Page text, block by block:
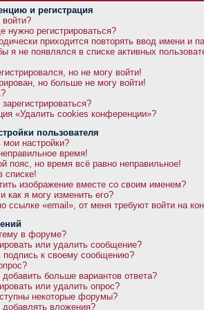
и регистрация
нужно регистрироваться?
приходится повторять ввод имени и
я не появлялся в списке активных
но не могу войти!
но больше не могу войти!
«Удалить cookies конференции»?
пользователя
мои настройки?
время!
пояс, но время всё равно неправильное!
списке!
изображение вместе со своим именем?
как я могу изменить его?
ссылке «email», от меня требуют войти на
в форуме?
или удалить сообщение?
подпись к своему сообщению?
больше вариантов ответа?
или удалить опрос?
некоторые форумы?
вложения?